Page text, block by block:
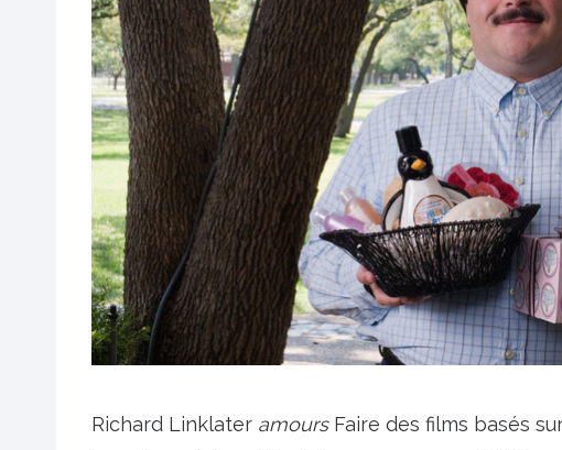
Richard Linklater amoursFaire des films basés